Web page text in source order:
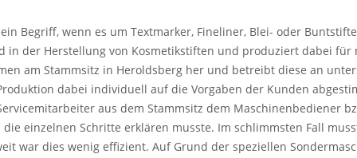
Begriff, wenn es um Textmarker, Fineliner, Blei- oder
in der Herstellung von Kosmetikstiften und produziert dabei für
am Stammsitz in Heroldsberg her und betreibt diese an
dabei individuell auf die Vorgaben der Kunden
aus dem Stammsitz dem Maschinenbediener
einzelnen Schritte erklären musste. Im schlimmsten Fall
war dies wenig effizient. Auf Grund der speziellen